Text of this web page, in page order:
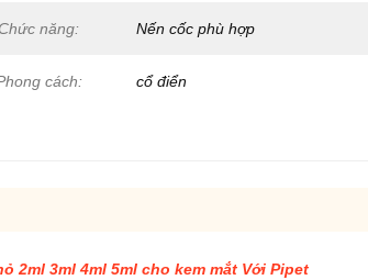
Chức năng: Nến cốc phù hợp
cách: cổ điển
2ml 3ml 4ml 5ml cho kem mắt Với ​​Pipet